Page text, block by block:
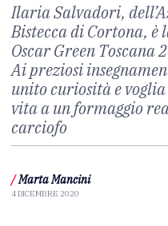
Ilaria Salvadori,
Bistecca di Cortona,
Oscar Green
Ai preziosi
unito curiosità e
vita a un formaggio
carciofo
/ Marta Mancini
4 DICEMBRE 2020